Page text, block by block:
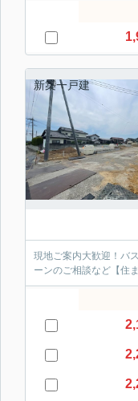
新築一戸建
現地ご案内大歓迎！バ
ーンのご相談など【住